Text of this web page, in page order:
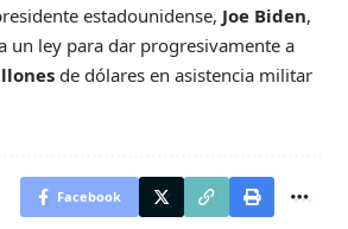
estadounidense, Joe Biden,
un ley para dar progresivamente a
de dólares en asistencia militar
Facebook